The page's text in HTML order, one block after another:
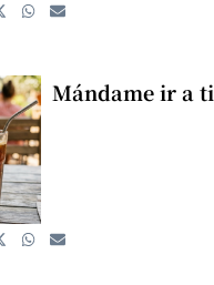
Mándame ir a ti